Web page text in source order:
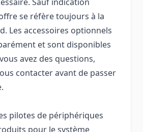
se réfère toujours à la
Les accessoires optionnels
et sont disponibles
avez des questions,
contacter avant de passer
pilotes de périphériques
pour le système